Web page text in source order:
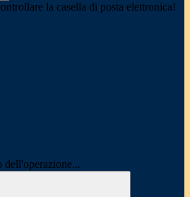
la casella di posta elettronica!
dell'operazione...